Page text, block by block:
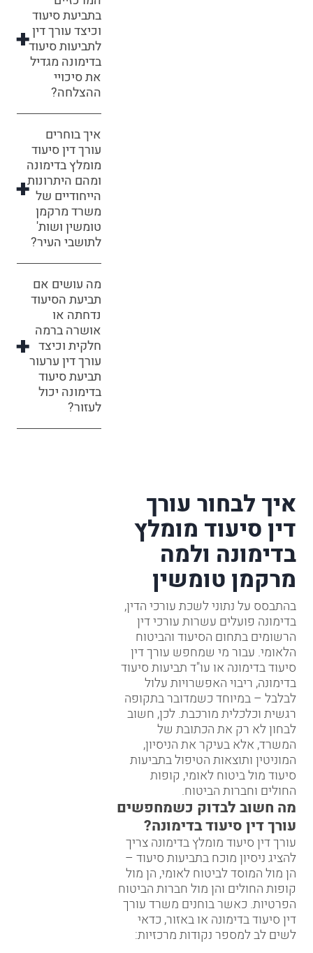
בתביעת סיעוד
וכיצד עורך דין
לתביעות סיעוד
בדימונה מגדיל
את סיכויי
ההצלחה?
איך בוחרים
עורך דין סיעוד
מומלץ בדימונה
ומהם היתרונות
הייחודיים של
משרד מרקמן
טומשין ושות'
לתושבי העיר?
מה עושים אם
תביעת הסיעוד
נדחתה או
אושרה ברמה
חלקית וכיצד
עורך דין ערעור
תביעת סיעוד
בדימונה יכול
לעזור?
איך לבחור עורך
דין סיעוד מומלץ
בדימונה ולמה
מרקמן טומשין
בהתבסס על נתוני לשכת עורכי הדין,
בדימונה פועלים עשרות עורכי דין
הרשומים בתחום הסיעוד והביטוח
הלאומי. עבור מי שמחפש עורך דין
סיעוד בדימונה או עו"ד תביעות סיעוד
בדימונה, ריבוי האפשרויות עלול
לבלבל – במיוחד כשמדובר בתקופה
רגשית וכלכלית מורכבת. לכן, חשוב
לבחון לא רק את הכתובת של
המשרד, אלא בעיקר את הניסיון,
המוניטין ותוצאות הטיפול בתביעות
סיעוד מול ביטוח לאומי, קופות
החולים וחברות הביטוח.
מה חשוב לבדוק כשמחפשים
עורך דין סיעוד בדימונה?
עורך דין סיעוד מומלץ בדימונה צריך
להציג ניסיון מוכח בתביעות סיעוד –
הן מול המוסד לביטוח לאומי, הן מול
קופות החולים והן מול חברות הביטוח
הפרטיות. כאשר בוחנים משרד עורך
דין סיעוד בדימונה או באזור, כדאי
לשים לב למספר נקודות מרכזיות: